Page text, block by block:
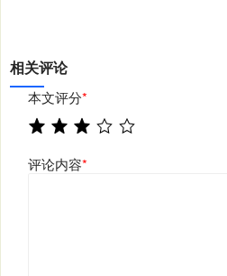
相关评论
本文评分*
评论内容*